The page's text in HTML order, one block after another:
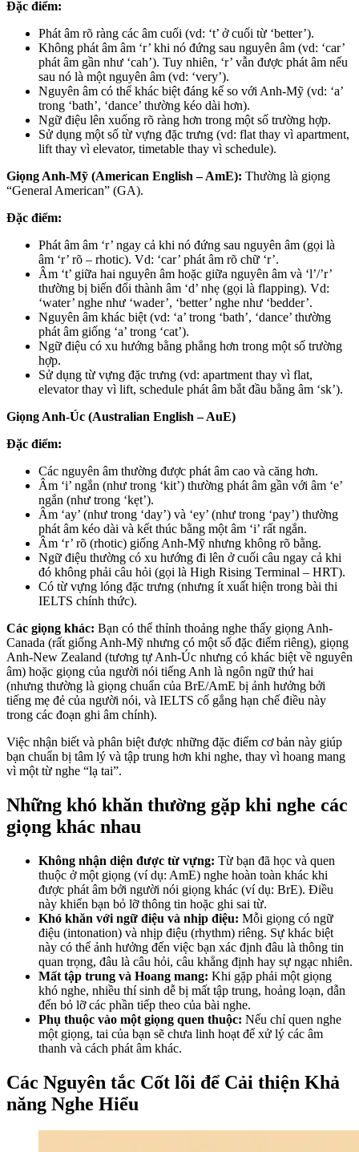
Đặc điểm:
Phát âm rõ ràng các âm cuối (vd: ‘t’ ở cuối từ ‘better’).
Không phát âm âm ‘r’ khi nó đứng sau nguyên âm (vd: ‘car’
phát âm gần như ‘cah’). Tuy nhiên, ‘r’ vẫn được phát âm nếu
sau nó là một nguyên âm (vd: ‘very’).
Nguyên âm có thể khác biệt đáng kể so với Anh-Mỹ (vd: ‘a’
trong ‘bath’, ‘dance’ thường kéo dài hơn).
Ngữ điệu lên xuống rõ ràng hơn trong một số trường hợp.
Sử dụng một số từ vựng đặc trưng (vd: flat thay vì apartment,
lift thay vì elevator, timetable thay vì schedule).
Giọng Anh-Mỹ (American English – AmE): Thường là giọng
“General American” (GA).
Đặc điểm:
Phát âm âm ‘r’ ngay cả khi nó đứng sau nguyên âm (gọi là
âm ‘r’ rõ – rhotic). Vd: ‘car’ phát âm rõ chữ ‘r’.
Âm ‘t’ giữa hai nguyên âm hoặc giữa nguyên âm và ‘l’/’r’
thường bị biến đổi thành âm ‘d’ nhẹ (gọi là flapping). Vd:
‘water’ nghe như ‘wader’, ‘better’ nghe như ‘bedder’.
Nguyên âm khác biệt (vd: ‘a’ trong ‘bath’, ‘dance’ thường
phát âm giống ‘a’ trong ‘cat’).
Ngữ điệu có xu hướng bằng phẳng hơn trong một số trường
hợp.
Sử dụng từ vựng đặc trưng (vd: apartment thay vì flat,
elevator thay vì lift, schedule phát âm bắt đầu bằng âm ‘sk’).
Giọng Anh-Úc (Australian English – AuE)
Đặc điểm:
Các nguyên âm thường được phát âm cao và căng hơn.
Âm ‘i’ ngắn (như trong ‘kit’) thường phát âm gần với âm ‘e’
ngắn (như trong ‘kẹt’).
Âm ‘ay’ (như trong ‘day’) và ‘ey’ (như trong ‘pay’) thường
phát âm kéo dài và kết thúc bằng một âm ‘i’ rất ngắn.
Âm ‘r’ rõ (rhotic) giống Anh-Mỹ nhưng không rõ bằng.
Ngữ điệu thường có xu hướng đi lên ở cuối câu ngay cả khi
đó không phải câu hỏi (gọi là High Rising Terminal – HRT).
Có từ vựng lóng đặc trưng (nhưng ít xuất hiện trong bài thi
IELTS chính thức).
Các giọng khác: Bạn có thể thỉnh thoảng nghe thấy giọng Anh-
Canada (rất giống Anh-Mỹ nhưng có một số đặc điểm riêng), giọng
Anh-New Zealand (tương tự Anh-Úc nhưng có khác biệt về nguyên
âm) hoặc giọng của người nói tiếng Anh là ngôn ngữ thứ hai
(nhưng thường là giọng chuẩn của BrE/AmE bị ảnh hưởng bởi
tiếng mẹ đẻ của người nói, và IELTS cố gắng hạn chế điều này
trong các đoạn ghi âm chính).
Việc nhận biết và phân biệt được những đặc điểm cơ bản này giúp
bạn chuẩn bị tâm lý và tập trung hơn khi nghe, thay vì hoang mang
vì một từ nghe “lạ tai”.
Những khó khăn thường gặp khi nghe các
giọng khác nhau
Không nhận diện được từ vựng: Từ bạn đã học và quen
thuộc ở một giọng (ví dụ: AmE) nghe hoàn toàn khác khi
được phát âm bởi người nói giọng khác (ví dụ: BrE). Điều
này khiến bạn bỏ lỡ thông tin hoặc ghi sai từ.
Khó khăn với ngữ điệu và nhịp điệu: Mỗi giọng có ngữ
điệu (intonation) và nhịp điệu (rhythm) riêng. Sự khác biệt
này có thể ảnh hưởng đến việc bạn xác định đâu là thông tin
quan trọng, đâu là câu hỏi, câu khẳng định hay sự ngạc nhiên.
Mất tập trung và Hoang mang: Khi gặp phải một giọng
khó nghe, nhiều thí sinh dễ bị mất tập trung, hoảng loạn, dẫn
đến bỏ lỡ các phần tiếp theo của bài nghe.
Phụ thuộc vào một giọng quen thuộc: Nếu chỉ quen nghe
một giọng, tai của bạn sẽ chưa linh hoạt để xử lý các âm
thanh và cách phát âm khác.
Các Nguyên tắc Cốt lõi để Cải thiện Khả
năng Nghe Hiểu